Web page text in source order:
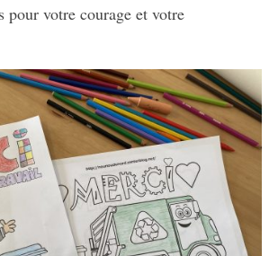
pour votre courage et votre